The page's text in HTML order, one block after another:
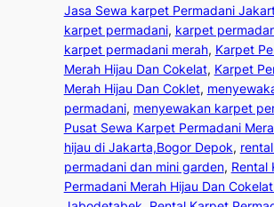
Jasa Sewa karpet Permadani
karpet permadani, karpet
karpet permadani merah, Karpet
Merah Hijau Dan Cokelat, Karpet
Merah Hijau Dan Coklet,
permadani, menyewakan karpet
Pusat Sewa Karpet Permadani
hijau di Jakarta,Bogor Depok,
permadani dan mini garden, Rental
Permadani Merah Hijau Dan